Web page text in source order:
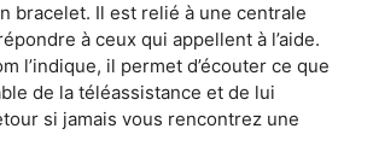
bracelet. Il est relié à une centrale
à ceux qui appellent à l’aide.
l’indique, il permet d’écouter ce que
de la téléassistance et de lui
si jamais vous rencontrez une